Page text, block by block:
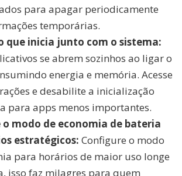
para apagar periodicamente
temporárias.
que inicia junto com o sistema:
se abrem sozinhos ao ligar o
energia e memória. Acesse
e desabilite a inicialização
para apps menos importantes.
modo de economia de bateria
estratégicos: Configure o modo
para horários de maior uso longe
isso faz milagres para quem